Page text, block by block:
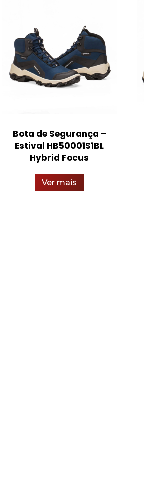
Bota de Segurança –
Estival HB50001S1BL
Hybrid Focus
Ver mais